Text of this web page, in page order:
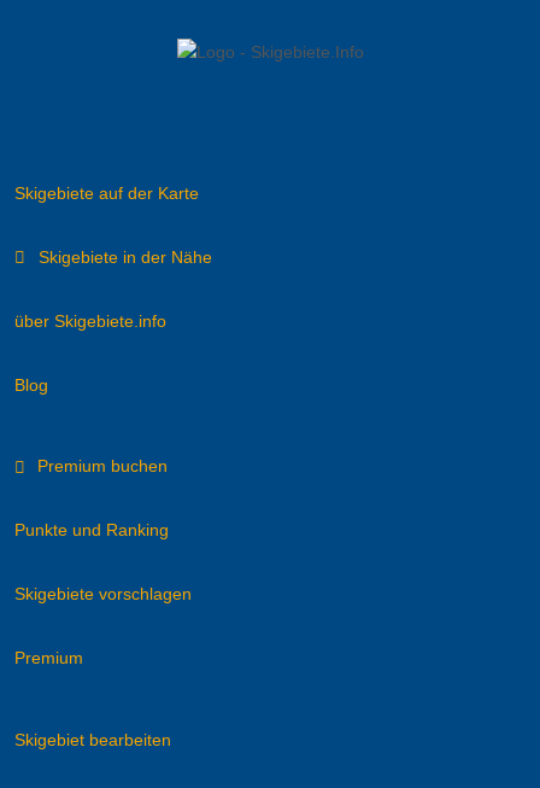
Skigebiete auf der Karte
Skigebiete in der Nähe
über Skigebiete.info
Blog
Premium buchen
Punkte und Ranking
Skigebiete vorschlagen
Premium
Skigebiet bearbeiten